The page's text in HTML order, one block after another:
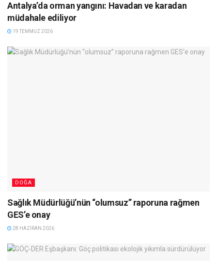
Antalya’da orman yangını: Havadan ve karadan
müdahale ediliyor
19 TEMMUZ 2026
DOĞA
Sağlık Müdürlüğü’nün “olumsuz” raporuna rağmen
GES’e onay
28 HAZIRAN 2026